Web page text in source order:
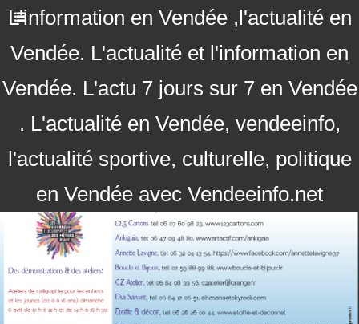
L'information en Vendée ,l'actualité en
Vendée. L'actualité et l'information en
Vendée. L'actu 7 jours sur 7 en Vendée
. L'actualité en Vendée, vendeeinfo,
l'actualité sportive, culturelle, politique
en Vendée avec Vendeeinfo.net